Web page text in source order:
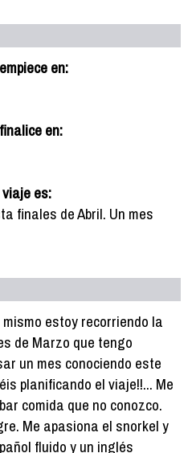
en:
en:
es:
finales de Abril. Un mes
estoy recorriendo la
de Marzo que tengo
un mes conociendo este
planificando el viaje!!... Me
comida que no conozco.
Me apasiona el snorkel y
fluido y un inglés